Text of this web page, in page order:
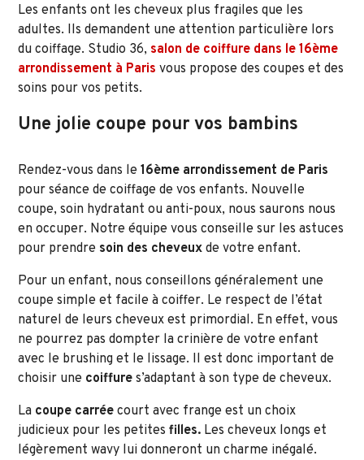
Les enfants ont les cheveux plus fragiles que les
adultes. Ils demandent une attention particulière lors
du coiffage. Studio 36, salon de coiffure dans le 16ème
arrondissement à Parisvous propose des coupes et des
soins pour vos petits.
Une jolie coupe pour vos bambins
Rendez-vous dans le16ème arrondissement de Paris
pour séance de coiffage de vos enfants. Nouvelle
coupe, soin hydratant ou anti-poux, nous saurons nous
en occuper. Notre équipe vous conseille sur les astuces
pour prendre soin des cheveux de votre enfant.
Pour un enfant, nous conseillons généralement une
coupe simple et facile à coiffer. Le respect de l’état
naturel de leurs cheveux est primordial. En effet, vous
ne pourrez pas dompter la crinière de votre enfant
avec le brushing et le lissage. Il est donc important de
choisir une coiffure s’adaptant à son type de cheveux.
La coupe carrée court avec frange est un choix
judicieux pour les petitesfilles. Les cheveux longs et
légèrement wavy lui donneront un charme inégalé.